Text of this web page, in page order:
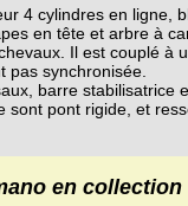
4 cylindres en ligne,
en tête et arbre à
Il est couplé à
pas synchronisée.
barre stabilisatrice
sont pont rigide, et
en collection